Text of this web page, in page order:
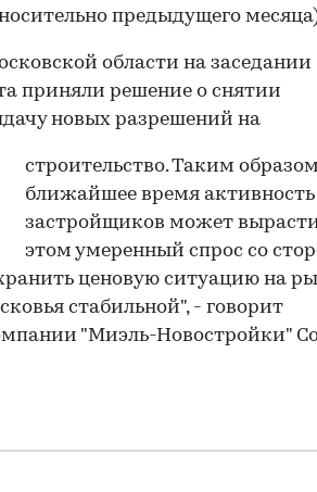
предыдущего
области на заседании
приняли решение о снятии
новых разрешений на
строительство. Таким
ближайшее время активность
застройщиков может
этом умеренный спрос со
ценовую ситуацию на
стабильной", - говорит
"Миэль-Новостройки"